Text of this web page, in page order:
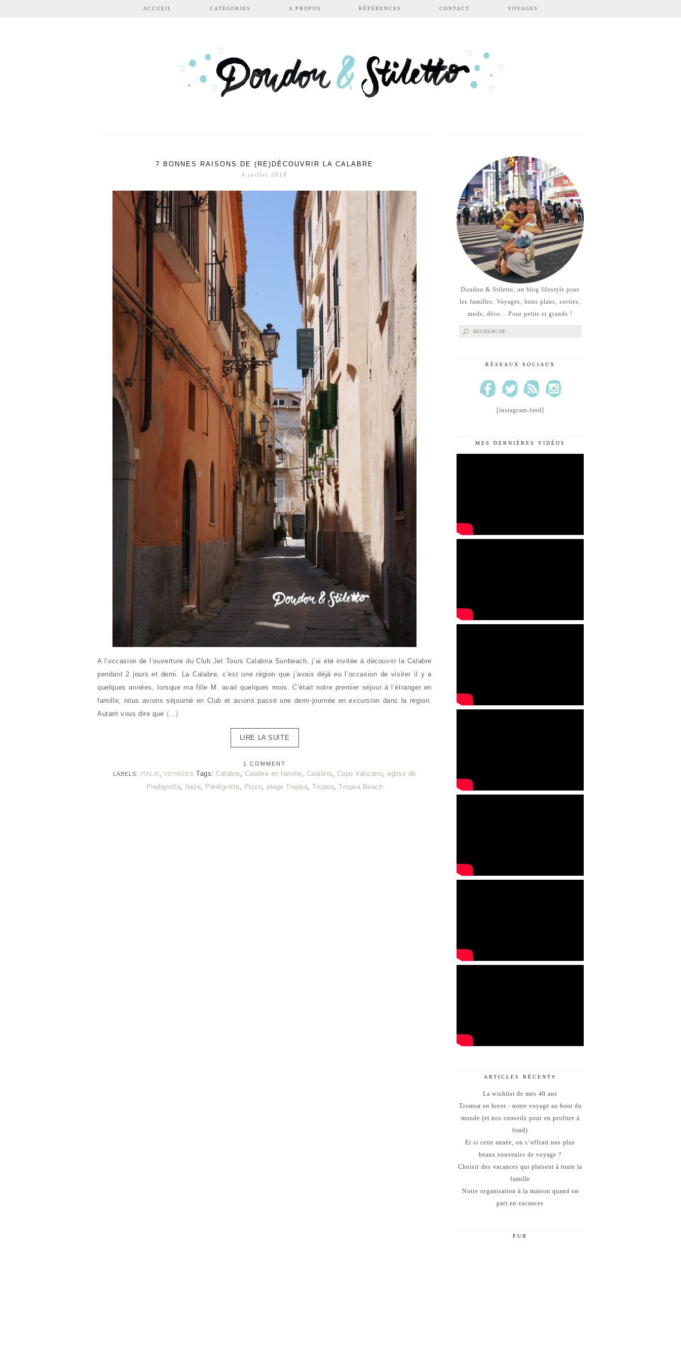
Aller au contenu principal
ACCUEIL CATÉGORIES A PROPOS RÉFÉRENCES CONTACT VOYAGES
7 BONNES RAISONS DE (RE)DÉCOUVRIR LA CALABRE
4 juillet 2018
A l’occasion de l’ouverture du Club Jet Tours Calabria Sunbeach, j’ai été invitée à découvrir la Calabre
pendant 2 jours et demi. La Calabre, c’est une région que j’avais déjà eu l’occasion de visiter il y a
quelques années, lorsque ma fille M. avait quelques mois. C’était notre premier séjour à l’étranger en
famille, nous avions séjourné en Club et avions passé une demi-journée en excursion dans la région.
Autant vous dire que (...)
LIRE LA SUITE
1 COMMENT
LABELS: ITALIE ,VOYAGES Tags:Calabre, Calabre en famille, Calabria, Capo Vaticano,église de
Piedigrotta, Italie, Piedigrotta, Pizzo, plage Tropea,Tropea,Tropea Beach
Doudou & Stiletto, un blog lifestyle pour
les familles. Voyages, bons plans, sorties,
mode, déco... Pour petits et grands !
Rechercher :
RÉSEAUX SOCIAUX
[instagram-feed]
MES DERNIÈRES VIDÉOS
ARTICLES RÉCENTS
La wishlist de mes 40 ans
Tromsø en hiver : notre voyage au bout du
monde (et nos conseils pour en profiter à
fond)
Et si cette année, on s’offrait nos plus
beaux souvenirs de voyage ?
Choisir des vacances qui plaisent à toute la
famille
Notre organisation à la maison quand on
part en vacances
PUB